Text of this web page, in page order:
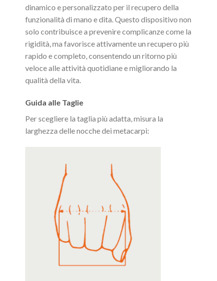
dinamico e personalizzato per il recupero della
funzionalità di mano e dita. Questo dispositivo non
solo contribuisce a prevenire complicanze come la
rigidità, ma favorisce attivamente un recupero più
rapido e completo, consentendo un ritorno più
veloce alle attività quotidiane e migliorando la
qualità della vita.
Guida alle Taglie
Per scegliere la taglia più adatta, misura la
larghezza delle nocche dei metacarpi: